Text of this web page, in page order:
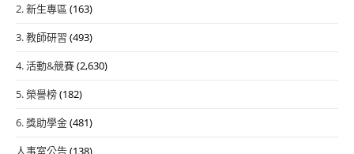
2. 新生專區 (163)
3. 教師研習 (493)
4. 活動&競賽(2,630)
5. 榮譽榜(182)
6. 獎助學金(481)
人事室公告(138)